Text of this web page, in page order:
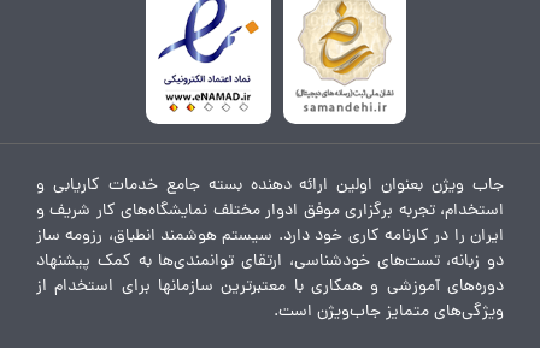
جاب ویژن بعنوان اولین ارائه دهنده بسته جامع خدمات کاریابی و
استخدام، تجربه برگزاری موفق ادوار مختلف نمایشگاه‌های کار شریف و
ایران را در کارنامه کاری خود دارد. سیستم هوشمند انطباق، رزومه ساز
دو زبانه، تست‌های خودشناسی، ارتقای توانمندی‌ها به کمک پیشنهاد
دوره‌های آموزشی و همکاری با معتبرترین سازمانها برای استخدام از
ویژگی‌های متمایز جاب‌ویژن است.